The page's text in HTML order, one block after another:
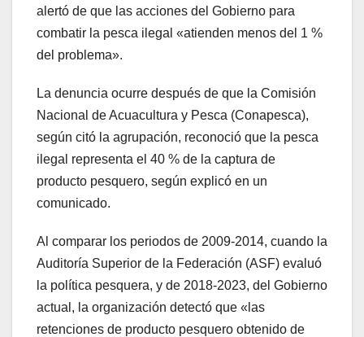
alertó de que las acciones del Gobierno para
combatir la pesca ilegal «atienden menos del 1 %
del problema».
La denuncia ocurre después de que la Comisión
Nacional de Acuacultura y Pesca (Conapesca),
según citó la agrupación, reconoció que la pesca
ilegal representa el 40 % de la captura de
producto pesquero, según explicó en un
comunicado.
Al comparar los periodos de 2009-2014, cuando la
Auditoría Superior de la Federación (ASF) evaluó
la política pesquera, y de 2018-2023, del Gobierno
actual, la organización detectó que «las
retenciones de producto pesquero obtenido de